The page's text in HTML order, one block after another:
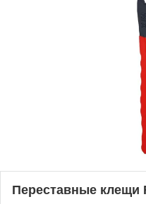
Переставные клещи